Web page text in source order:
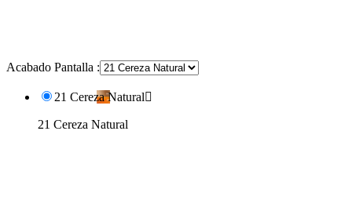
Acabado Pantalla :
21 Cereza Natural
21 Cereza Natural